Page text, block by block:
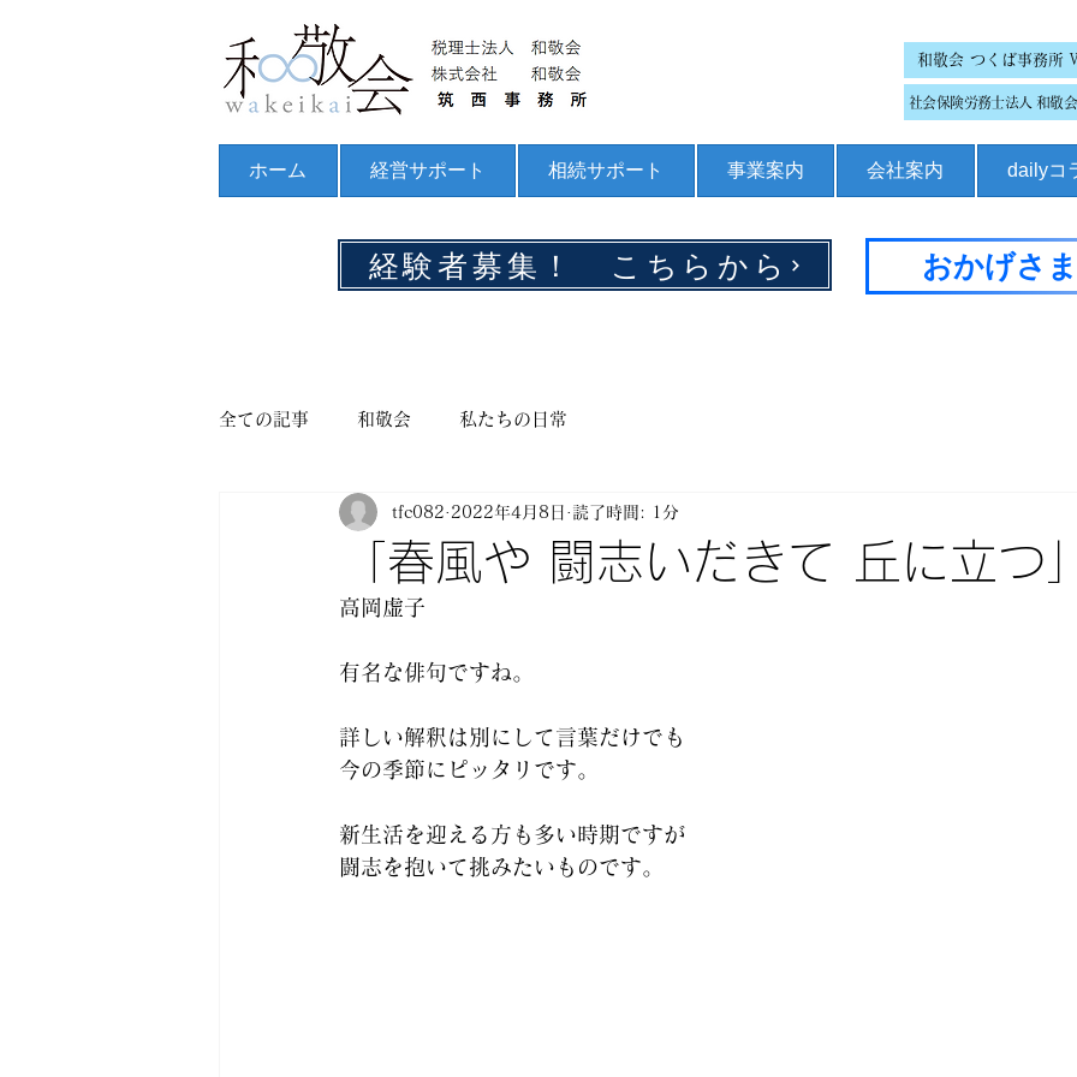
和敬会 つくば事務所
社会保険労務士法人 和敬
ホーム 経営サポート 相続サポート 事業案内 会社案内 dailyコ
経験者募集！ こちらから おかげさ
全ての記事 和敬会 私たちの日常
「春風や 闘志いだきて 丘に立つ
tfc082 2022年4月8日 読了時間: 1分
高岡虚子
有名な俳句ですね。
詳しい解釈は別にして言葉だけでも
今の季節にピッタリです。
新生活を迎える方も多い時期ですが
闘志を抱いて挑みたいものです。